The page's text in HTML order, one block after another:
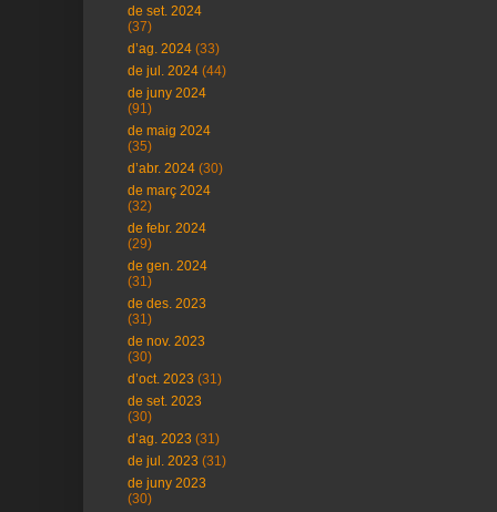
de set. 2024
(37)
d’ag. 2024 (33)
de jul. 2024 (44)
de juny 2024
(91)
de maig 2024
(35)
d’abr. 2024 (30)
de març 2024
(32)
de febr. 2024
(29)
de gen. 2024
(31)
de des. 2023
(31)
de nov. 2023
(30)
d’oct. 2023 (31)
de set. 2023
(30)
d’ag. 2023 (31)
de jul. 2023 (31)
de juny 2023
(30)